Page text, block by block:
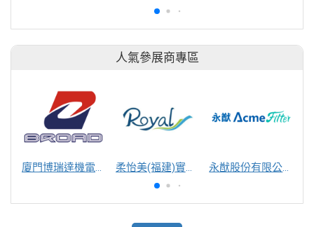
人氣參展商專區
廈門博瑞達機電工程有限公司 柔怡美(福建)實業股份有限公司 永猷股份有限公司